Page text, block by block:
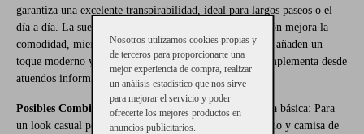
garantiza una excelente transpirabilidad, ideal para largos paseos o el
día a día. La suela ligera con tecnología de amortiguación mejora la
comodidad, mientras que los cordones en color vibrante añaden un
toque moderno y distintivo. Un calzado versátil que complementa desde
atuendos informales hasta looks más cuidados.
Posibles Combinaciones:Con vaqueros slim y camiseta básica: Para
un look casual pero con personalidad. Con pantalón chino y camisa de
Nosotros utilizamos cookies propias y
de terceros para proporcionarte una
mejor experiencia de compra, realizar
un análisis estadístico que nos sirve
para mejorar el servicio y poder
ofrecerte los mejores productos en
anuncios publicitarios.